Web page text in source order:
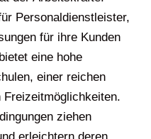
und
die höheren
tragen. Die gut
von Andernach,
Autobahnen und
der
wichtig für